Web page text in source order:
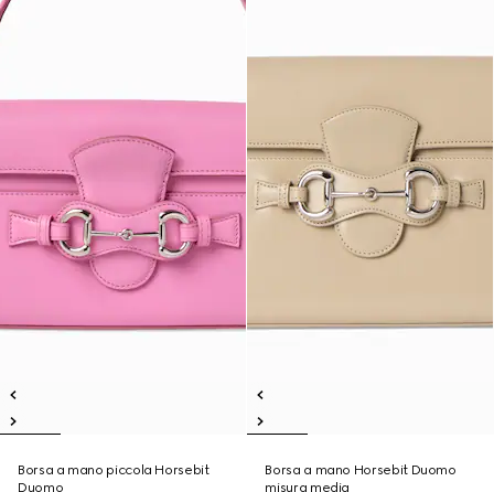
Borsa a mano piccola Horsebit
Duomo
Borsa a mano Horsebit Duomo
misura media